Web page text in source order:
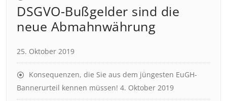
DSGVO-Bußgelder sind die
neue Abmahnwährung
25. Oktober 2019
Konsequenzen, die Sie aus dem jüngesten EuGH-
Bannerurteil kennen müssen! 4. Oktober 2019